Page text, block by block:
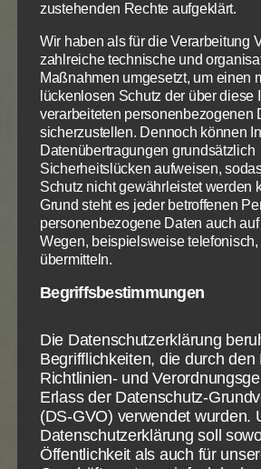
DieKorinthermussten sich erst
aller Beschmutzung des Fleisches
bevor Paulus eine Chance bei
bzw. Gott, ihre Heiligung
noch viel zu tun! Doch der Weg
der lohnendste, den es im
und tiefste und himmlische und
Gemeinschaft mit Gott schon auf
Nachfolge jetzt.
Wo musst du dich reinigen vom
und wo musst du dich deiner
Neuverschmutzung entziehen?
Reinigung! Nur dann wird der Herr
Für andere Gemeinden wie die
Apostel um Offenbarung, die
Geheimnisses des Einsseins mit
zu erfahren und auszuleben.
die Gebete der Apostel ein und
Name
PHP Session Cookie
Anbieter
Eigentümer dieser
Zweck
Absicherung
Schutz
Cookie Name
PHPSESSID
Cookie Laufzeit
Session
Wir nutzen Cookies auf unserer
sind essenziell, während andere uns
und Ihre Erfahrung zu
Notwendig Info
ALLE AKZEPTIEREN
zustehenden Rechte aufgeklärt.
Wir haben als für die Verarbeitung
zahlreiche technische und
Maßnahmen umgesetzt, um einen
lückenlosen Schutz der über diese
verarbeiteten personenbezogenen
sicherzustellen. Dennoch können
Datenübertragungen grundsätzlich
Sicherheitslücken aufweisen,
Schutz nicht gewährleistet werden
Grund steht es jeder betroffenen
personenbezogene Daten auch
Wegen, beispielsweise telefonisch,
übermitteln.
Begriffsbestimmungen
Die Datenschutzerklärung
Begrifflichkeiten, die durch den
Richtlinien- und
Erlass der Datenschutz-
(DS-GVO) verwendet wurden.
Datenschutzerklärung soll
Öffentlichkeit als auch für